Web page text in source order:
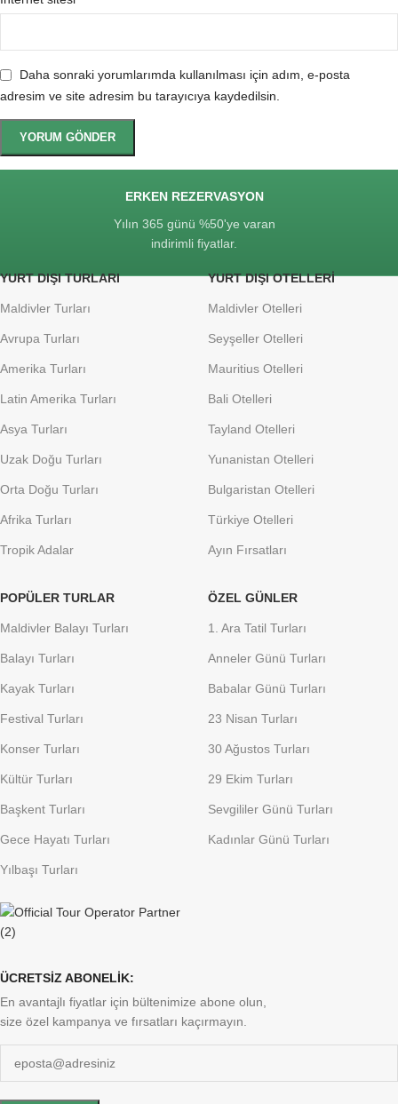
Daha sonraki yorumlarımda kullanılması için adım, e-posta
adresim ve site adresim bu tarayıcıya kaydedilsin.
ERKEN REZERVASYON
Yılın 365 günü %50'ye varan
indirimli fiyatlar.
YURT DIŞI TURLARI
Maldivler Turları
Avrupa Turları
Amerika Turları
Latin Amerika Turları
Asya Turları
Uzak Doğu Turları
Orta Doğu Turları
Afrika Turları
Tropik Adalar
YURT DIŞI OTELLERI
Maldivler Otelleri
Seyşeller Otelleri
Mauritius Otelleri
Bali Otelleri
Tayland Otelleri
Yunanistan Otelleri
Bulgaristan Otelleri
Türkiye Otelleri
Ayın Fırsatları
POPÜLER TURLAR
Maldivler Balayı Turları
Balayı Turları
Kayak Turları
Festival Turları
Konser Turları
Kültür Turları
Başkent Turları
Gece Hayatı Turları
Yılbaşı Turları
ÖZEL GÜNLER
1. Ara Tatil Turları
Anneler Günü Turları
Babalar Günü Turları
23 Nisan Turları
30 Ağustos Turları
29 Ekim Turları
Sevgililer Günü Turları
Kadınlar Günü Turları
ÜCRETSİZ ABONELİK:
En avantajlı fiyatlar için bültenimize abone olun,
size özel kampanya ve fırsatları kaçırmayın.